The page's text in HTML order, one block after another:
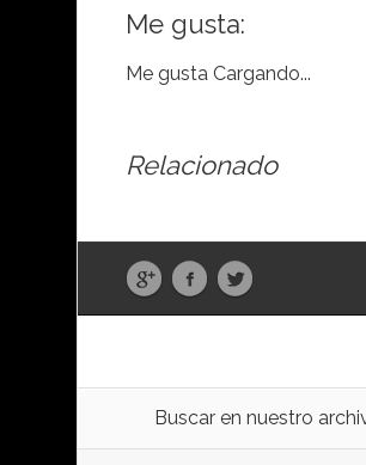
Me gusta:
Me gusta Cargando...
Relacionado
Buscar en nuestro